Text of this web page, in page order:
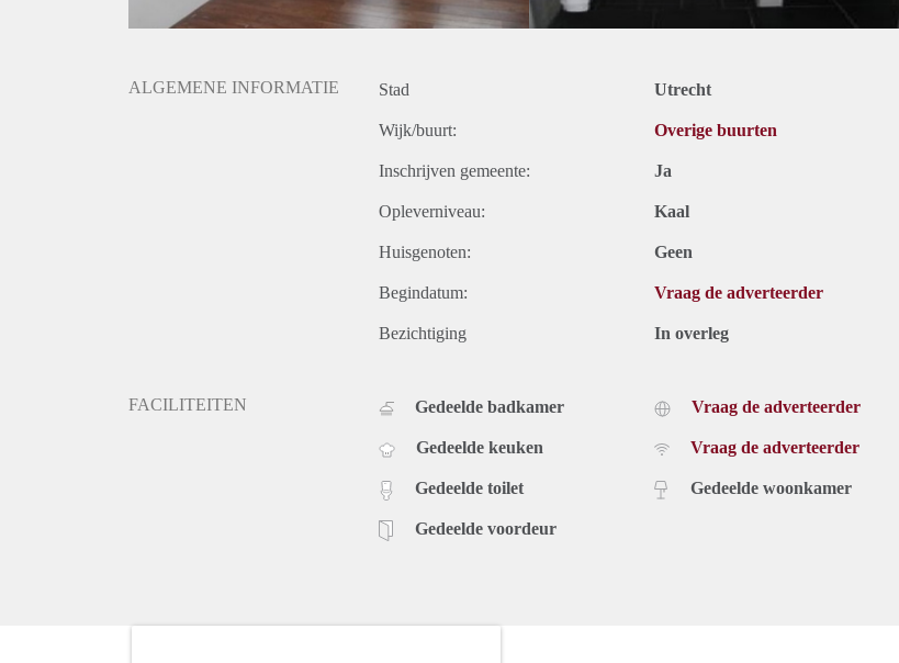
ALGEMENE INFORMATIE Stad Utrecht
Wijk/buurt: Overige buurten
Inschrijven gemeente: Ja
Opleverniveau: Kaal
Huisgenoten: Geen
Begindatum: Vraag de adverteerder
Bezichtiging In overleg
FACILITEITEN Gedeelde badkamer
Gedeelde keuken
Gedeelde toilet
Gedeelde voordeur
Vraag de adverteerder
Vraag de adverteerder
Gedeelde woonkamer